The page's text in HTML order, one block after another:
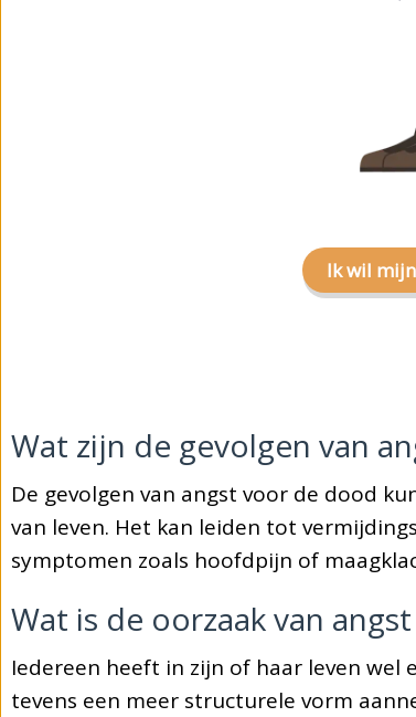
Ik wil
Wat zijn de gevolgen van
De gevolgen van angst voor de dood
van leven. Het kan leiden tot
symptomen zoals hoofdpijn of
Wat is de oorzaak van
Iedereen heeft in zijn of haar leven wel
tevens een meer structurele vorm